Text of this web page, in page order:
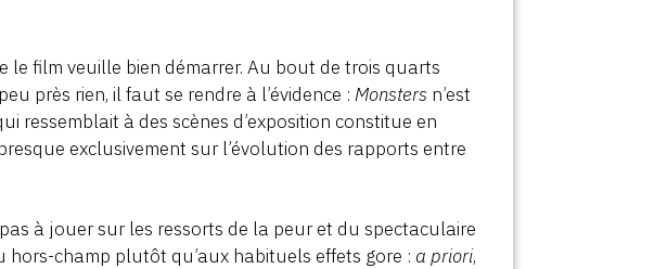
film veuille bien démarrer. Au bout de trois quarts
près rien, il faut se rendre à l’évidence :Monsters n’est
ressemblait à des scènes d’exposition constitue en
exclusivement sur l’évolution des rapports entre
à jouer sur les ressorts de la peur et du spectaculaire
champ plutôt qu’aux habituels effets gore : a priori,